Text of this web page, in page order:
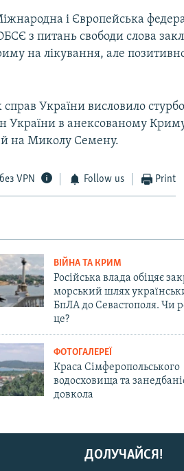
і Європейська
з питань свободи слова
на лікування, але
України висловило
України в анексованому
на Миколу Семену.
VPN Follow us Print
ВІЙНА ТА КРИМ
Російська влада обіцяє
морський шлях
БпЛА до Севастополя. Чи
це?
ФОТОГАЛЕРЕЇ
Краса Сімферопольського
водосховища та
довкола
ДОЛУЧАЙСЯ!